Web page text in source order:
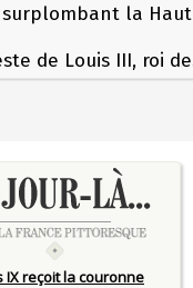
la
de Louis III, roi
: réouverture
est nommé
de François
pas mousse
sait attendre